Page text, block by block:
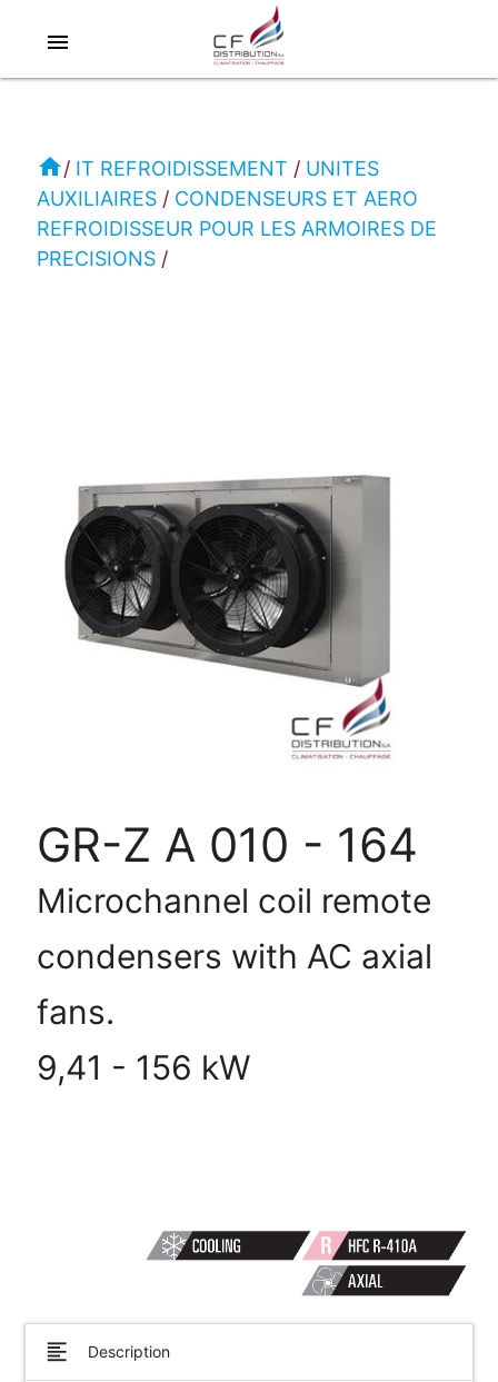
RC
REFROIDISSEMENT
CONDENSEURS
ET
LES
ARMOIRES
PRECISIONS
010
164
menu
home IT REFROIDISSEMENT
UNITES
AUXILIAIRES
CONDENSEURS ET AERO
REFROIDISSEUR POUR LES ARMOIRES DE
PRECISIONS
GR-Z A 010 - 164
Microchannel coil remote
condensers with AC axial
fans.
9,41 - 156 kW
format_align_left Description